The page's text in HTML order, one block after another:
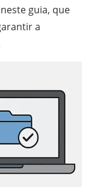
guia, que
a